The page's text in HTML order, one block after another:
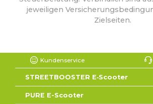
jeweiligen
Zielseiten.
Kundenservice
STREETBOOSTER E‑Scooter
PURE E-Scooter